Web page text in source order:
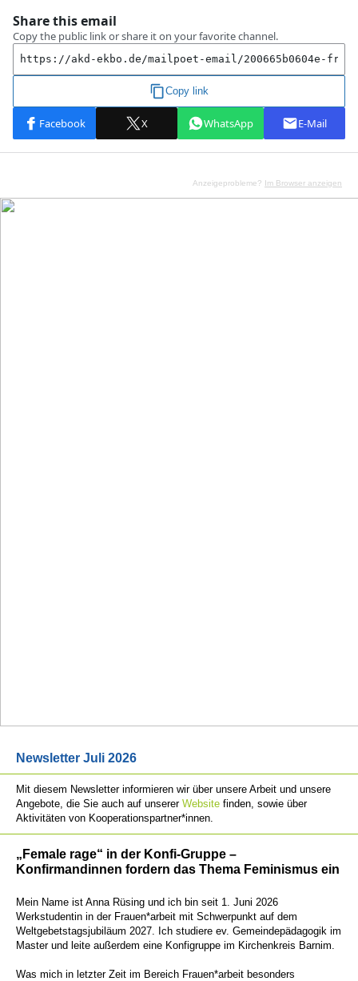
Anzeigeprobleme? Im Browser anzeigen
Newsletter Juli 2026
Mit diesem Newsletter informieren wir über unsere Arbeit und unsere
Angebote, die Sie auch auf unserer Website finden, sowie über
Aktivitäten von Kooperationspartner*innen.
„Female rage“ in der Konfi-Gruppe –
Konfirmandinnen fordern das Thema Feminismus ein
Mein Name ist Anna Rüsing und ich bin seit 1. Juni 2026
Werkstudentin in der Frauen*arbeit mit Schwerpunkt auf dem
Weltgebetstagsjubiläum 2027. Ich studiere ev. Gemeindepädagogik im
Master und leite außerdem eine Konfigruppe im Kirchenkreis Barnim.
Was mich in letzter Zeit im Bereich Frauen*arbeit besonders